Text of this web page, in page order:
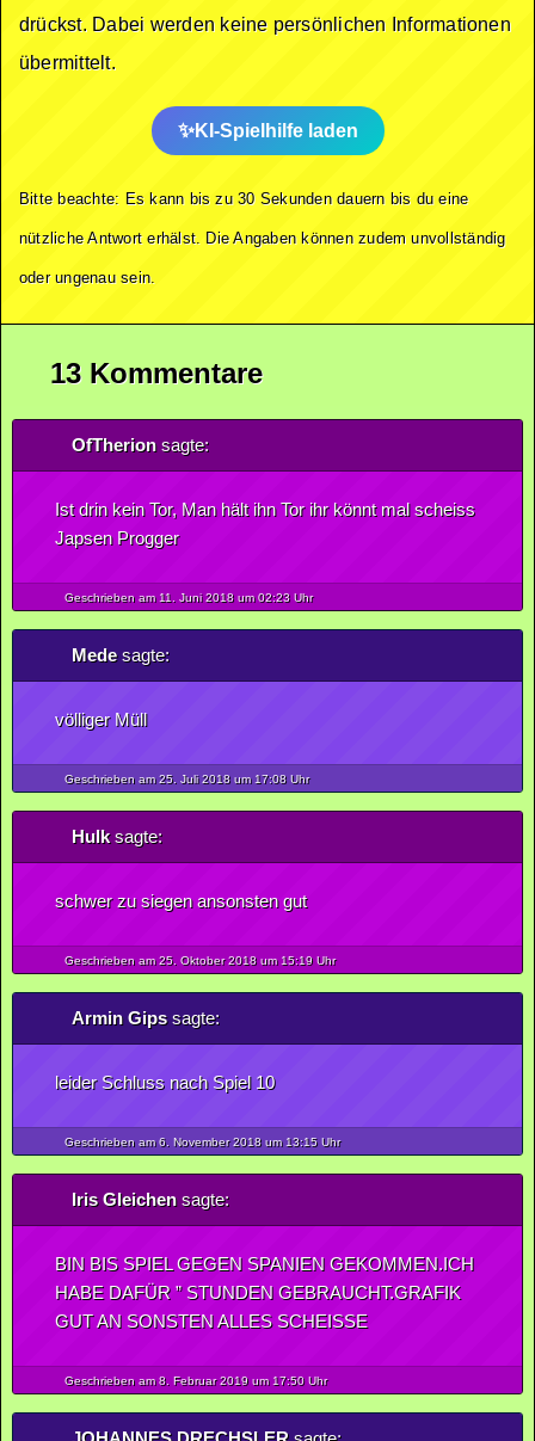
drückst. Dabei werden keine persönlichen Informationen
übermittelt.
KI-Spielhilfe laden
Bitte beachte: Es kann bis zu 30 Sekunden dauern bis du eine
nützliche Antwort erhälst. Die Angaben können zudem unvollständig
oder ungenau sein.
13 Kommentare
OfTherionsagte:
Ist drin kein Tor, Man hält ihn Tor ihr könnt mal scheiss
Japsen Progger
Geschrieben am 11. Juni2018um 02:23 Uhr
Medesagte:
völliger Müll
Geschrieben am 25. Juli2018um 17:08 Uhr
Hulksagte:
schwer zu siegen ansonsten gut
Geschrieben am 25. Oktober2018um 15:19 Uhr
Armin Gipssagte:
leider Schluss nach Spiel 10
Geschrieben am 6. November2018um 13:15 Uhr
Iris Gleichensagte:
BIN BIS SPIEL GEGEN SPANIEN GEKOMMEN.ICH
HABE DAFÜR ” STUNDEN GEBRAUCHT.GRAFIK
GUT AN SONSTEN ALLES SCHEISSE
Geschrieben am 8. Februar2019um 17:50 Uhr